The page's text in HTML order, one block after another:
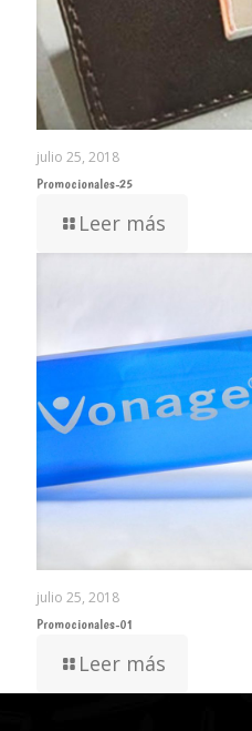
julio 25, 2018
Promocionales-25
Leer más
julio 25, 2018
Promocionales-01
Leer más